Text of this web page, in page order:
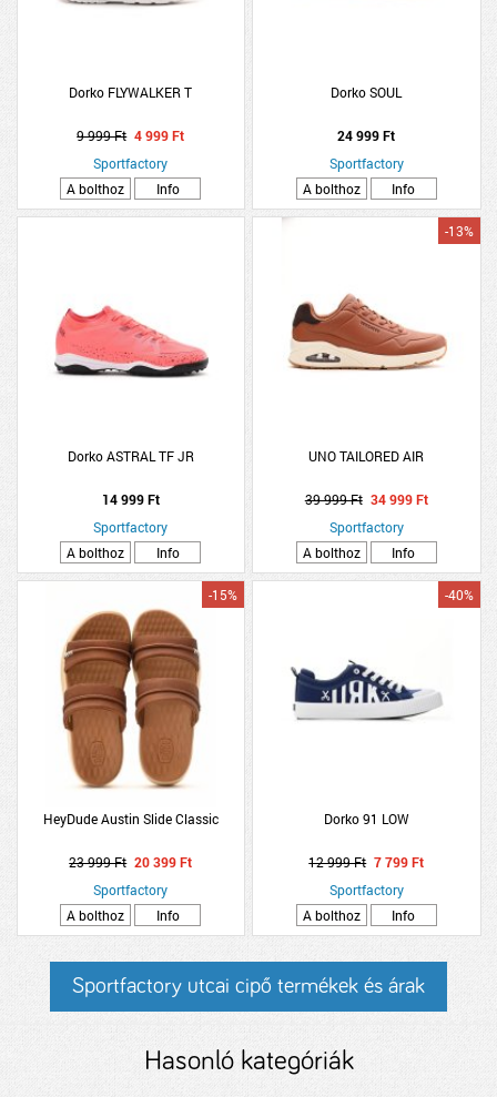
Dorko FLYWALKER T
9 999 Ft 4 999 Ft
Sportfactory
A bolthoz
Info
Dorko SOUL
24 999 Ft
Sportfactory
A bolthoz
Info
Dorko ASTRAL TF JR
14 999 Ft
Sportfactory
A bolthoz
Info
UNO TAILORED AIR
-13%
39 999 Ft 34 999 Ft
Sportfactory
A bolthoz
Info
HeyDude Austin Slide Classic
-15%
23 999 Ft 20 399 Ft
Sportfactory
A bolthoz
Info
Dorko 91 LOW
-40%
12 999 Ft 7 799 Ft
Sportfactory
A bolthoz
Info
Sportfactory utcai cipő termékek és árak
Hasonló kategóriák